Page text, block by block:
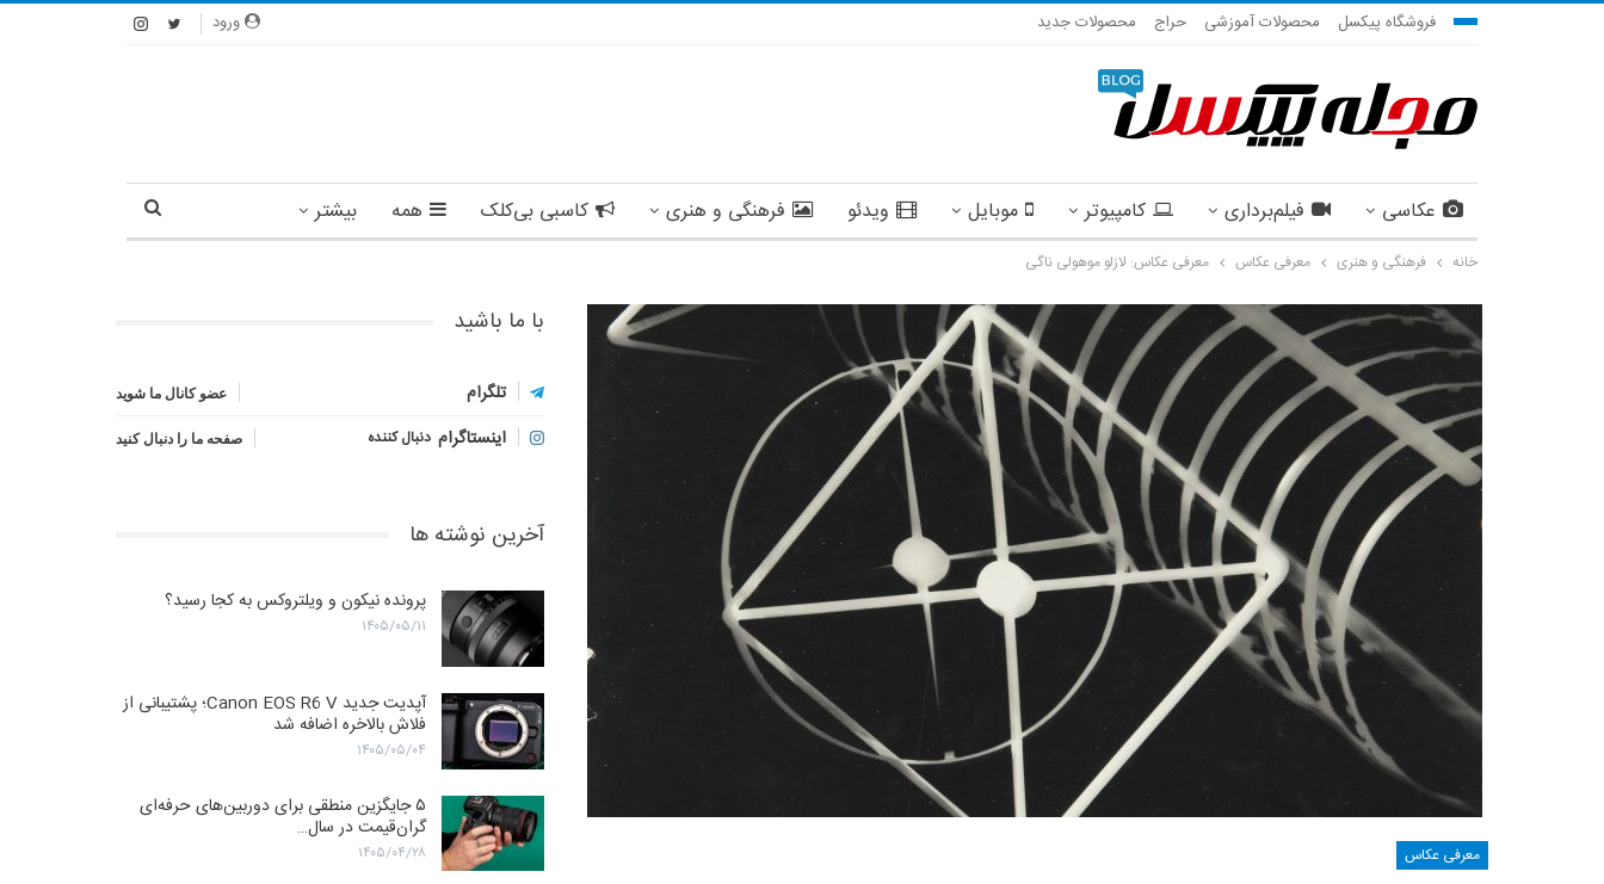
ورود فروشگاه پیکسل محصولات آموزشی حراج محصولات جدید
عکاسی فیلم‌برداری کامپیوتر موبایل ویدئو فرهنگی و هنری کاسبی بی‌کلک همه بیشتر
خانه فرهنگی و هنری معرفی عکاس معرفی عکاس: لازلو موهولی ناگی
معرفی عکاس
با ما باشید
تلگرام عضو کانال ما شوید
اینستاگرام دنبال کننده صفحه ما را دنبال کنید
آخرین نوشته ها
پرونده نیکون و ویلتروکس به کجا رسید؟
۱۴۰۵/۰۵/۱۱
آپدیت جدید Canon EOS R6 V؛ پشتیبانی از
فلاش بالاخره اضافه شد
۱۴۰۵/۰۵/۰۴
۵ جایگزین منطقی برای دوربین‌های حرفه‌ای
گران‌قیمت در سال…
۱۴۰۵/۰۴/۲۸